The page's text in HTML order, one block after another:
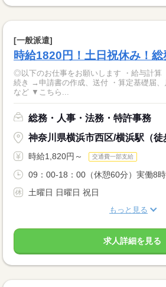
[一般派遣]
時給1820円！土日祝休み！
◎以下のお仕事をお願いします ・給与計算 ・社会保険、労働保険手
続き →申請書の作成、送付 ・算定基礎届
など ▼こちら...
総務・人事・法務・特許事務
神奈川県横浜市西区/横浜駅（徒
時給1,820円～ 交通費一部支給
09：00-18：00（休憩60分）実働8
土曜日 日曜日 祝日
もっと見る
求人詳細を見る